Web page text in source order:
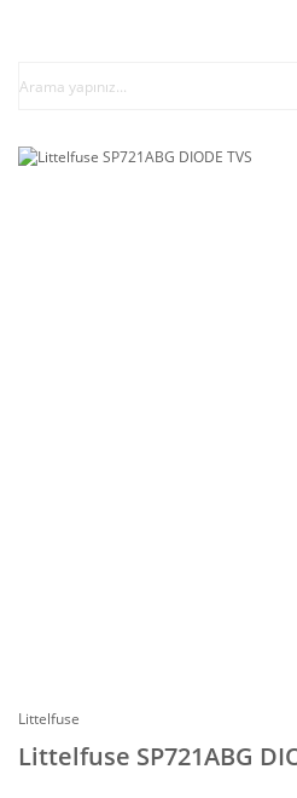
Littelfuse
Littelfuse SP721ABG